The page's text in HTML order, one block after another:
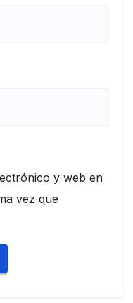
y web en
vez que